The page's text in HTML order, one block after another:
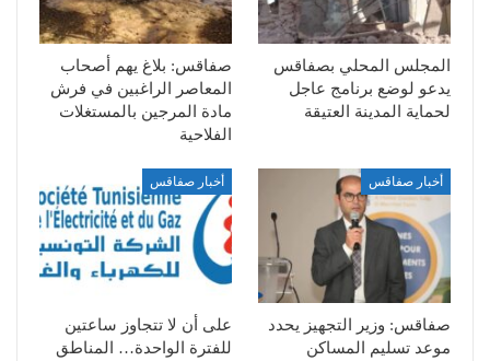
المجلس المحلي بصفاقس
يدعو لوضع برنامج عاجل
لحماية المدينة العتيقة
صفاقس: بلاغ يهم أصحاب
المعاصر الراغبين في فرش
مادة المرجين بالمستغلات
الفلاحية
أخبار صفاقس
صفاقس: وزير التجهيز يحدد
موعد تسليم المساكن
أخبار صفاقس
على أن لا تتجاوز ساعتين
للفترة الواحدة… المناطق